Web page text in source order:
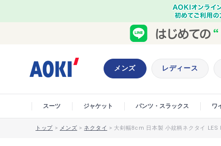
メンズ レディース
スーツ ジャケット パンツ・スラックス ワ
トップ > メンズ > ネクタイ > 大剣幅8cm 日本製 小紋柄ネクタイ LES